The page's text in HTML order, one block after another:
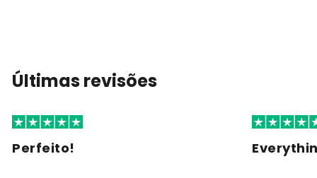
Últimas revisões
Perfeito!